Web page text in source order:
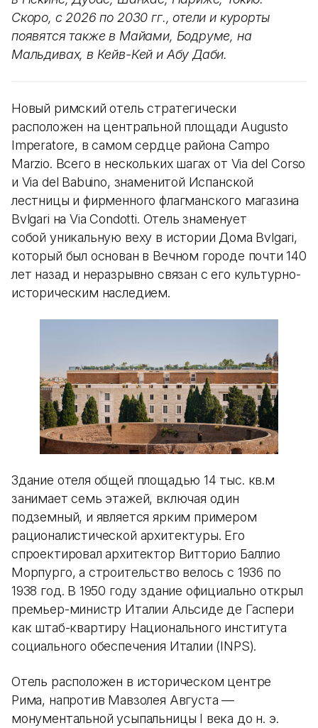
Скоро, с 2026 по 2030 гг., отели и курорты
появятся также в Майами, Бодруме, на
Мальдивах, в Кейв-Кей и Абу Даби.
Новый римский отель стратегически
расположен на центральной площади Augusto
Imperatore, в самом сердце района Campo
Marzio. Всего в нескольких шагах от Via del Corso
и Via del Babuino, знаменитой Испанской
лестницы и фирменного флагманского магазина
Bvlgari на Via Condotti. Отель знаменует
собой уникальную веху в истории Дома Bvlgari,
который был основан в Вечном городе почти 140
лет назад и неразрывно связан с его культурно-
историческим наследием.
Здание отеля общей площадью 14 тыс. кв.м
занимает семь этажей, включая один
подземный, и является ярким примером
рационалистической архитектуры. Его
спроектировал архитектор Витторио Баллио
Морпурго, а строительство велось с 1936 по
1938 год. В 1950 году здание официально открыл
премьер-министр Италии Альсиде де Гаспери
как штаб-квартиру Национального института
социального обеспечения Италии (INPS).
Отель расположен в историческом центре
Рима, напротив Мавзолея Августа —
монументальной усыпальницы I века до н. э.